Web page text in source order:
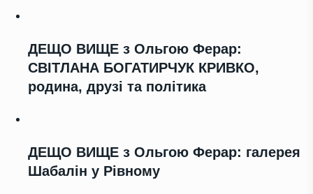
ДЕЩО ВИЩЕ з Ольгою Ферар:
СВІТЛАНА БОГАТИРЧУК КРИВКО,
родина, друзі та політика
ДЕЩО ВИЩЕ з Ольгою Ферар: галерея
Шабалін у Рівному